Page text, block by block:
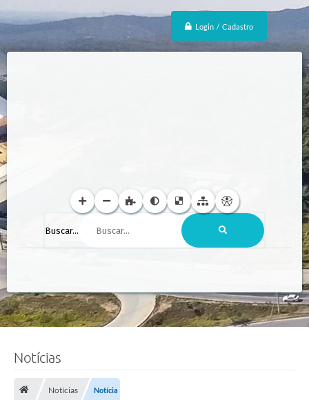
Login / Cadastro
Buscar...
Notícias
Notícias Notícia